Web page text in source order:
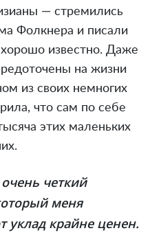
— стремились
Фолкнера и писали
известно. Даже
на жизни
из своих немногих
что сам по себе
этих маленьких
четкий
меня
уклад крайне ценен.